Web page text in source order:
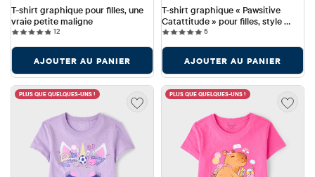
T-shirt graphique pour filles, une
vraie petite maligne
1212 reviews
AJOUTER AU PANIER
T-shirt graphique « Pawsitive
Catattitude » pour filles, style
scolaire
55 reviews
AJOUTER AU PANIER
PLUS QUE QUELQUES-UNS ! PLUS QUE QUELQUES-UNS !